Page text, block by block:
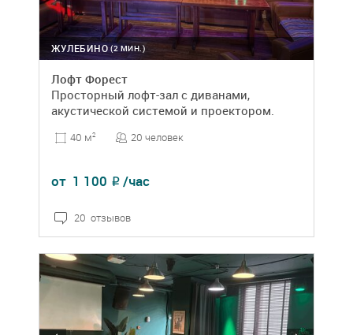
(2 МИН.)
ЖУЛЕБИНО
Лофт Форест
Просторный лофт-зал с диванами,
акустической системой и проектором.
40 м2 20 человек
от 1 100 ₽ /час
20 отзывов